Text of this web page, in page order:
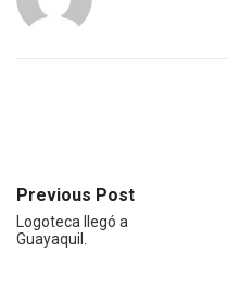
Previous Post
Logoteca llegó a
Guayaquil.